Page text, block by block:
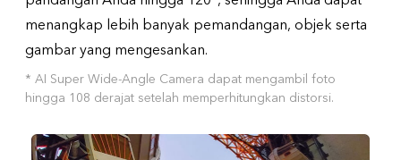
menangkap lebih banyak pemandangan, objek serta
gambar yang mengesankan.
* AI Super Wide-Angle Camera dapat mengambil foto
hingga 108 derajat setelah memperhitungkan distorsi.